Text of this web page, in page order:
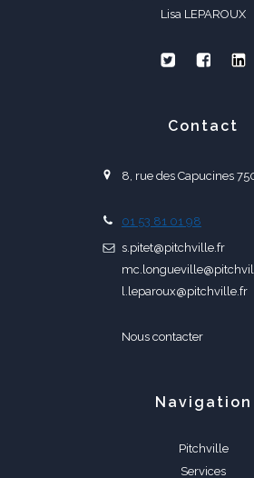
Lisa LEPAROUX
Contact
8, rue des Capucines
01 53 81 01 98
s.pitet@pitchville.fr
l.leparoux@pitchville.fr
Nous contacter
Navigation
Pitchville
Services